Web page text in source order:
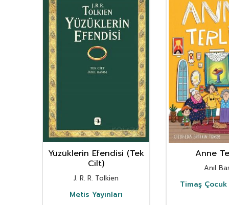
Yüzüklerin Efendisi (Tek
Cilt)
J. R. R. Tolkien
Metis Yayınları
Anne
Anıl
Timaş Çocuk